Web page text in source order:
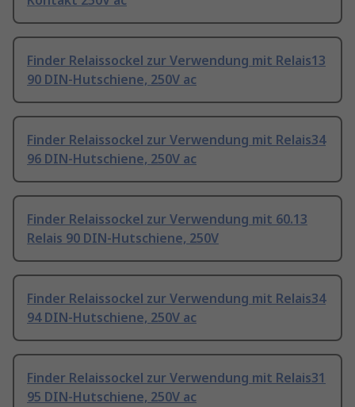
Finder Relaissockel zur Verwendung mit Relais13
90 DIN-Hutschiene, 250V ac
Finder Relaissockel zur Verwendung mit Relais34
96 DIN-Hutschiene, 250V ac
Finder Relaissockel zur Verwendung mit 60.13
Relais 90 DIN-Hutschiene, 250V
Finder Relaissockel zur Verwendung mit Relais34
94 DIN-Hutschiene, 250V ac
Finder Relaissockel zur Verwendung mit Relais31
95 DIN-Hutschiene, 250V ac